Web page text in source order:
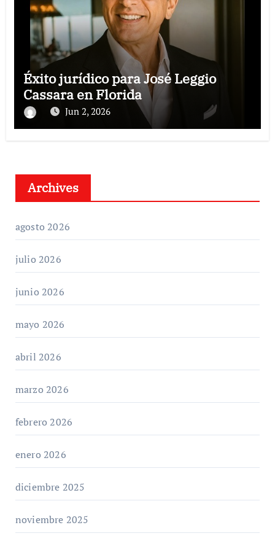
Éxito jurídico para José Leggio
Cassara en Florida
Jun 2, 2026
Archives
agosto 2026
julio 2026
junio 2026
mayo 2026
abril 2026
marzo 2026
febrero 2026
enero 2026
diciembre 2025
noviembre 2025